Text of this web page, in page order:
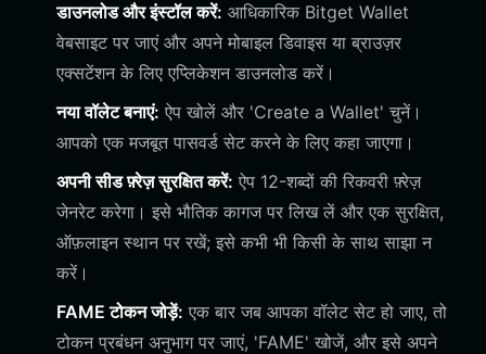
डाउनलोड और इंस्टॉल करें: आधिकारिक Bitget Wallet
वेबसाइट पर जाएं और अपने मोबाइल डिवाइस या ब्राउज़र
एक्सटेंशन के लिए एप्लिकेशन डाउनलोड करें।
नया वॉलेट बनाएं: ऐप खोलें और 'Create a Wallet' चुनें।
आपको एक मजबूत पासवर्ड सेट करने के लिए कहा जाएगा।
अपनी सीड फ़्रेज़ सुरक्षित करें: ऐप 12-शब्दों की रिकवरी फ़्रेज़
जेनरेट करेगा। इसे भौतिक कागज पर लिख लें और एक सुरक्षित,
ऑफ़लाइन स्थान पर रखें; इसे कभी भी किसी के साथ साझा न
करें।
FAME टोकन जोड़ें: एक बार जब आपका वॉलेट सेट हो जाए, तो
टोकन प्रबंधन अनुभाग पर जाएं, 'FAME' खोजें, और इसे अपने